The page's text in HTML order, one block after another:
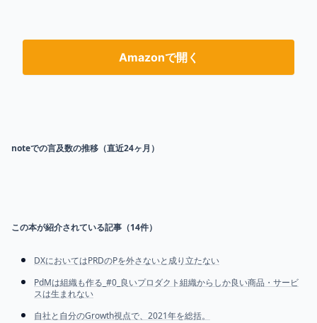
Amazonで開く
noteでの言及数の推移（直近24ヶ月）
この本が紹介されている記事（14件）
DXにおいてはPRDのPを外さないと成り立たない
PdMは組織も作る_#0_良いプロダクト組織からしか良い商品・サービ
スは生まれない
自社と自分のGrowth視点で、2021年を総括。